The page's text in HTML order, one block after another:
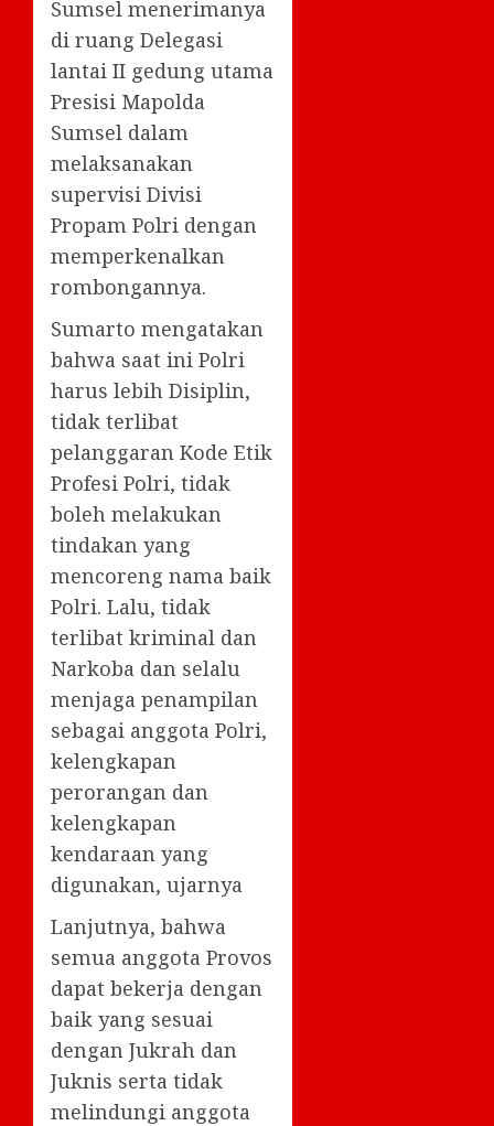
Sumsel menerimanya
di ruang Delegasi
lantai II gedung utama
Presisi Mapolda
Sumsel dalam
melaksanakan
supervisi Divisi
Propam Polri dengan
memperkenalkan
rombongannya.
Sumarto mengatakan
bahwa saat ini Polri
harus lebih Disiplin,
tidak terlibat
pelanggaran Kode Etik
Profesi Polri, tidak
boleh melakukan
tindakan yang
mencoreng nama baik
Polri. Lalu, tidak
terlibat kriminal dan
Narkoba dan selalu
menjaga penampilan
sebagai anggota Polri,
kelengkapan
perorangan dan
kelengkapan
kendaraan yang
digunakan, ujarnya
Lanjutnya, bahwa
semua anggota Provos
dapat bekerja dengan
baik yang sesuai
dengan Jukrah dan
Juknis serta tidak
melindungi anggota